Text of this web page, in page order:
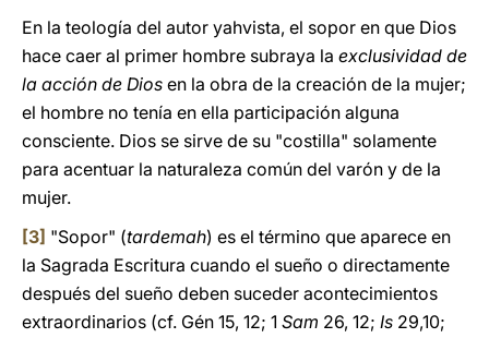
En la teología del autor yahvista, el sopor en que Dios
hace caer al primer hombre subraya la exclusividad de
la acción de Dios en la obra de la creación de la mujer;
el hombre no tenía en ella participación alguna
consciente. Dios se sirve de su "costilla" solamente
para acentuar la naturaleza común del varón y de la
mujer.
[3] "Sopor" (tardemah) es el término que aparece en
la Sagrada Escritura cuando el sueño o directamente
después del sueño deben suceder acontecimientos
extraordinarios (cf. Gén 15, 12; 1 Sam 26, 12; Is 29,10;